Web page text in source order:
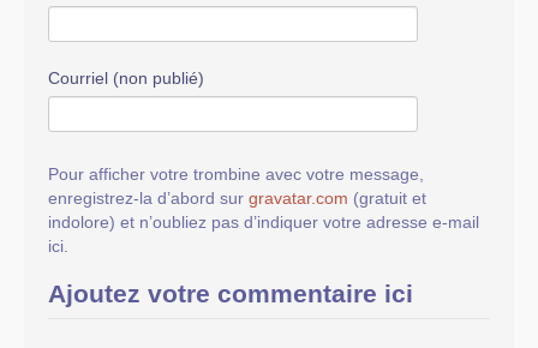
Courriel (non publié)
Pour afficher votre trombine avec votre message,
enregistrez-la d’abord sur gravatar.com (gratuit et
indolore) et n’oubliez pas d’indiquer votre adresse e-mail
ici.
Ajoutez votre commentaire ici